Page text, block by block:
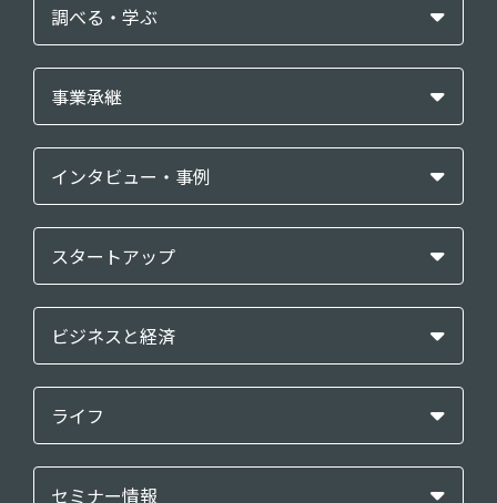
調べる・学ぶ
事業承継
インタビュー・事例
スタートアップ
ビジネスと経済
ライフ
セミナー情報